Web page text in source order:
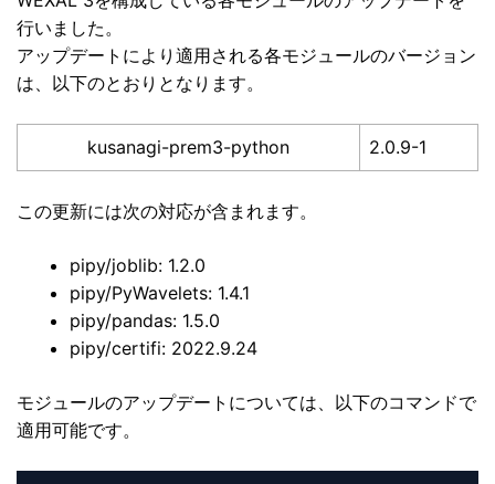
行いました。
アップデートにより適用される各モジュールのバージョン
は、以下のとおりとなります。
kusanagi-prem3-python 2.0.9-1
この更新には次の対応が含まれます。
pipy/joblib: 1.2.0
pipy/PyWavelets: 1.4.1
pipy/pandas: 1.5.0
pipy/certifi: 2022.9.24
モジュールのアップデートについては、以下のコマンドで
適用可能です。